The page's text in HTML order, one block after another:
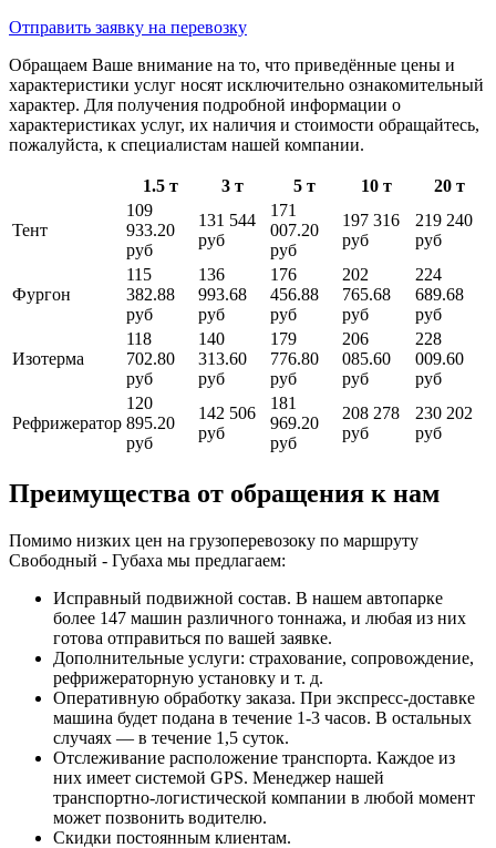
Отправить заявку на перевозку
Обращаем Ваше внимание на то, что приведённые цены и
характеристики услуг носят исключительно ознакомительный
характер. Для получения подробной информации о
характеристиках услуг, их наличия и стоимости обращайтесь,
пожалуйста, к специалистам нашей компании.
1.5 т 3 т 5 т 10 т 20 т
Тент
109
933.20
руб
131 544
руб
171
007.20
руб
197 316
руб
219 240
руб
Фургон
115
382.88
руб
136
993.68
руб
176
456.88
руб
202
765.68
руб
224
689.68
руб
Изотерма
118
702.80
руб
140
313.60
руб
179
776.80
руб
206
085.60
руб
228
009.60
руб
Рефрижератор
120
895.20
руб
142 506
руб
181
969.20
руб
208 278
руб
230 202
руб
Преимущества от обращения к нам
Помимо низких цен на грузоперевозоку по маршруту
Свободный - Губаха мы предлагаем:
Исправный подвижной состав. В нашем автопарке
более 147 машин различного тоннажа, и любая из них
готова отправиться по вашей заявке.
Дополнительные услуги: страхование, сопровождение,
рефрижераторную установку и т. д.
Оперативную обработку заказа. При экспресс-доставке
машина будет подана в течение 1-3 часов. В остальных
случаях — в течение 1,5 суток.
Отслеживание расположение транспорта. Каждое из
них имеет системой GPS. Менеджер нашей
транспортно-логистической компании в любой момент
может позвонить водителю.
Скидки постоянным клиентам.